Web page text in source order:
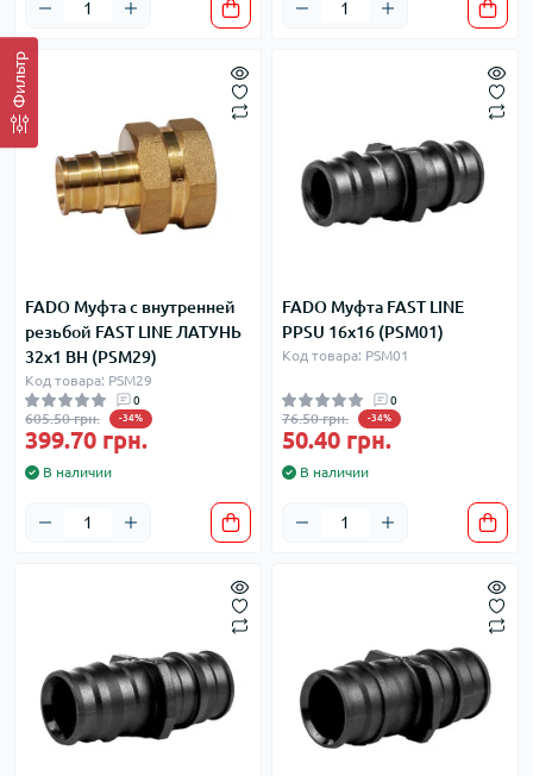
Фильтр
FADO Муфта c внутренней
резьбой FAST LINE ЛАТУНЬ
32х1 ВН (PSM29)
Код товара: PSM29
0
605.50 грн. -34%
399.70 грн.
В наличии
FADO Муфта FAST LINE
PPSU 16х16 (PSM01)
Код товара: PSM01
0
76.50 грн. -34%
50.40 грн.
В наличии